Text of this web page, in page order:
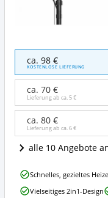
Terassenheizstrahler
3
Leistungsstufen
Angebote:
Wo
dieser
Infrarot-
Heizstrahler
ca. 98 €
KOSTENLOSE LIEFERUNG
ca. 70 €
Lieferung ab ca.5 €
ca. 80 €
Lieferung ab ca.6 €
alle 10 Angebote
Tristar
Terassenheizstrahler
Schnelles, gezieltes
Vielseitiges 2in1-Design